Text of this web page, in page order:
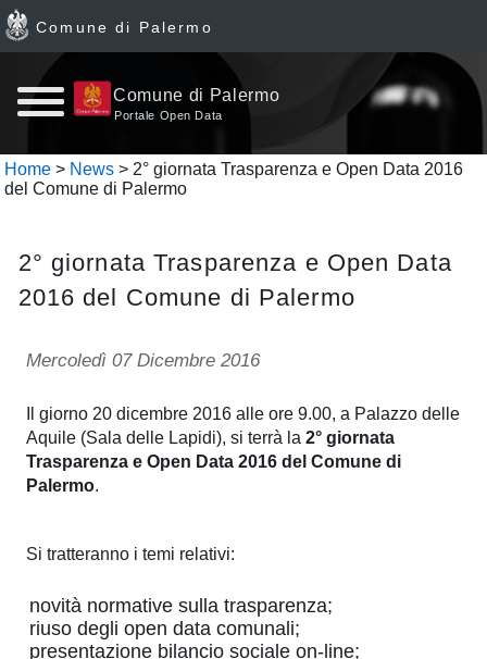
Home
News
Archivio
Dataset
Ultimi
dataset
Report
Archivio
Documenti
Comune di Palermo
Comune di Palermo
Portale Open Data
Home > News > 2° giornata Trasparenza e Open Data 2016
del Comune di Palermo
2° giornata Trasparenza e Open Data
2016 del Comune di Palermo
Mercoledì 07 Dicembre 2016
Il giorno 20 dicembre 2016 alle ore 9.00, a Palazzo delle
Aquile (Sala delle Lapidi), si terrà la 2° giornata
Trasparenza e Open Data 2016 del Comune di
Palermo.
Si tratteranno i temi relativi:
novità normative sulla trasparenza;
riuso degli open data comunali;
presentazione bilancio sociale on-line;